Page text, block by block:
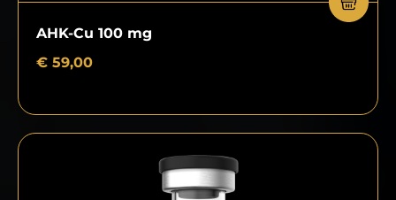
AHK-Cu 100 mg
€ 59,00